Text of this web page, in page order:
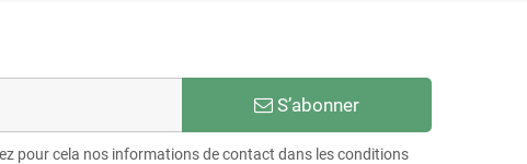
S’abonner
pour cela nos informations de contact dans les conditions